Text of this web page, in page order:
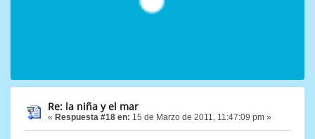
Re: la niña y el mar
« Respuesta #18 en: 15 de Marzo de 2011, 11:47:09 pm »